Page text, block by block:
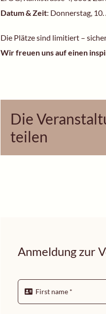
Datum & Zeit: Donnerstag,
Die Plätze sind limitiert –
Wir freuen uns auf einen
Die
teilen
Anmeldung zur